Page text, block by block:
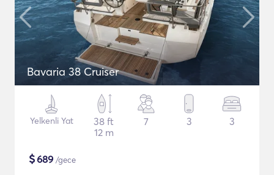
Bavaria 38 Cruiser
Yelkenli Yat
38 ft
12 m
7 3 3
$689 /gece